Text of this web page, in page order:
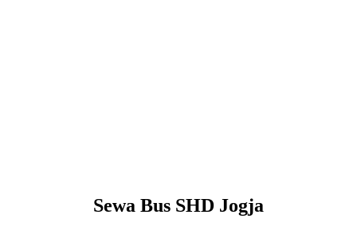
Sewa Bus SHD Jogja